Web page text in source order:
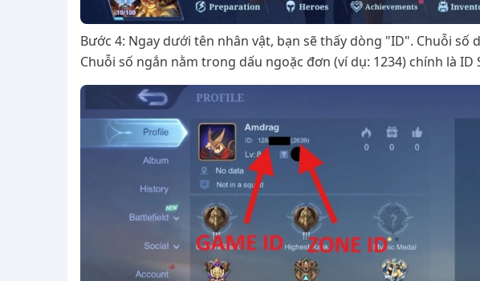
Bước 4: Ngay dưới tên nhân vật, bạn sẽ thấy dòng "ID". Chuỗi số
Chuỗi số ngắn nằm trong dấu ngoặc đơn (ví dụ: 1234) chính là ID